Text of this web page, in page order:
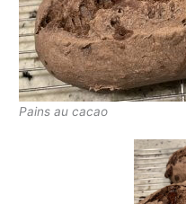
Pains au cacao